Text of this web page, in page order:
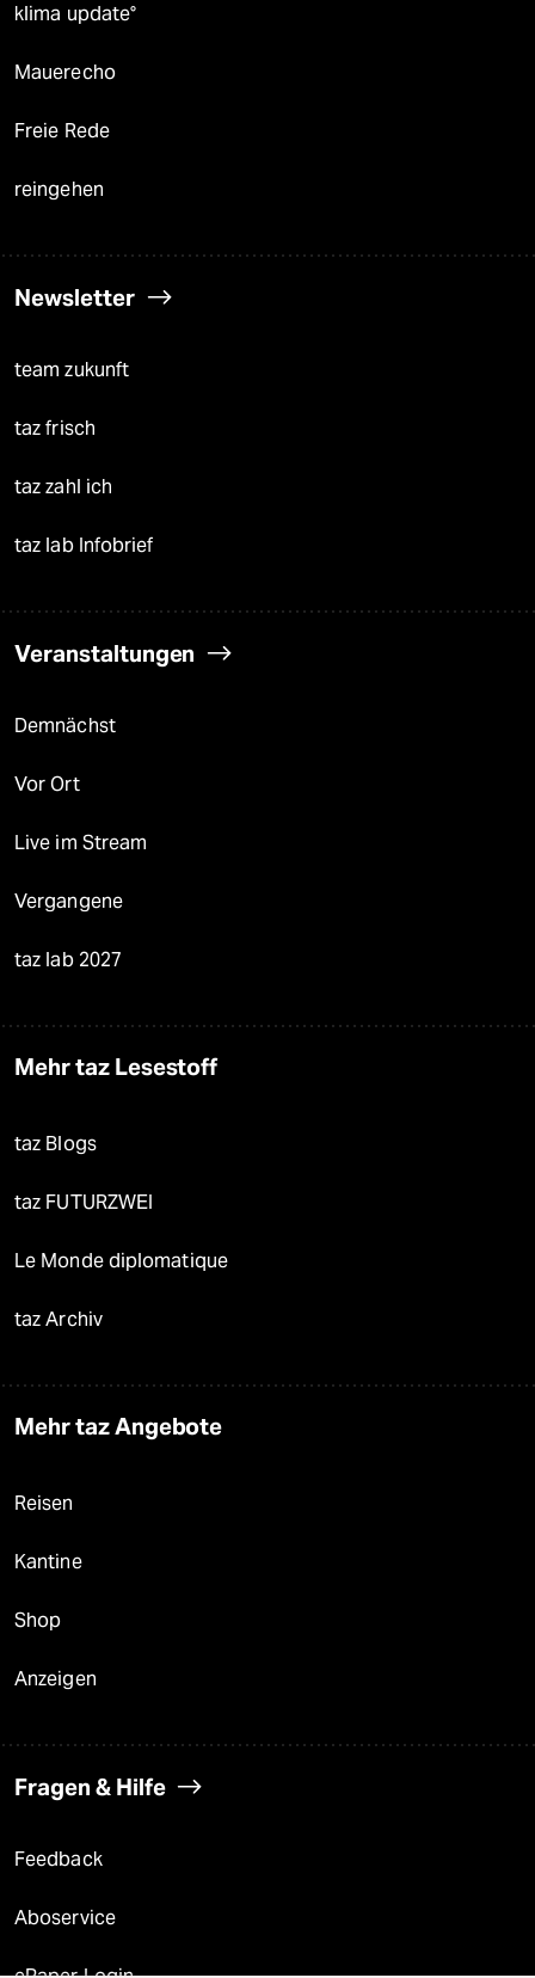
klima update°
Mauerecho
Freie Rede
reingehen
Newsletter
team zukunft
taz frisch
taz zahl ich
taz lab Infobrief
Veranstaltungen
Demnächst
Vor Ort
Live im Stream
Vergangene
taz lab 2027
Mehr taz Lesestoff
taz Blogs
taz FUTURZWEI
Le Monde diplomatique
taz Archiv
Mehr taz Angebote
Reisen
Kantine
Shop
Anzeigen
Fragen & Hilfe
Feedback
Aboservice